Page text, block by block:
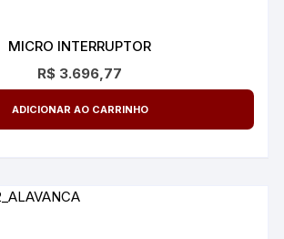
MICRO INTERRUPTOR
R$ 3.696,77
ADICIONAR AO CARRINHO